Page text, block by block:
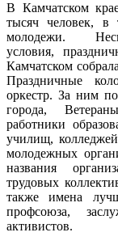
В Камчатском
тысяч человек,
молодежи.
условия,
Камчатском
Праздничные
оркестр. За ним
города,
работники
училищ,
молодежных
названия
трудовых
также имена
профсоюза,
активистов.